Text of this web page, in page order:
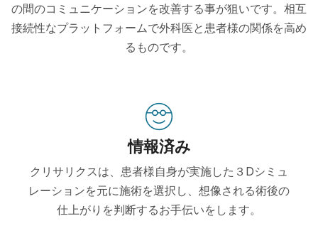
の間のコミュニケーションを改善する事が狙いです。相互
接続性なプラットフォームで外科医と患者様の関係を高め
るものです。
情報済み
クリサリクスは、患者様自身が実施した３Dシミュ
レーションを元に施術を選択し、想像される術後の
仕上がりを判断するお手伝いをします。